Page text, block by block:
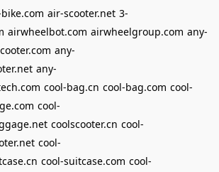
air-scooter.net 3-
airwheelbot.com airwheelgroup.com any-
any-
any-
cool-bag.cn cool-bag.com cool-
cool-
coolscooter.cn cool-
cool-
cool-suitcase.com cool-